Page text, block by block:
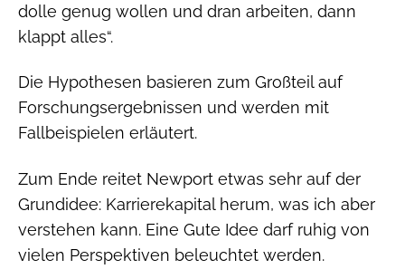
dolle genug wollen und dran arbeiten, dann
klappt alles“.
Die Hypothesen basieren zum Großteil auf
Forschungsergebnissen und werden mit
Fallbeispielen erläutert.
Zum Ende reitet Newport etwas sehr auf der
Grundidee: Karrierekapital herum, was ich aber
verstehen kann. Eine Gute Idee darf ruhig von
vielen Perspektiven beleuchtet werden.